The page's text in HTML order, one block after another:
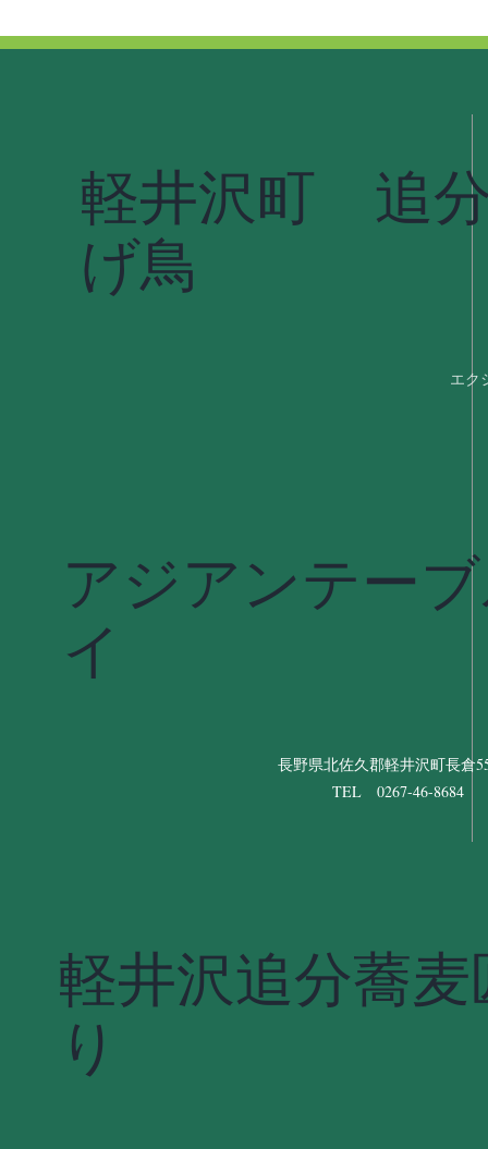
軽井沢町 追
げ鳥
エク
アジアンテー
イ
長野県北佐久郡軽井沢町長倉
TEL 0267-46-8684
軽井沢追分蕎
り